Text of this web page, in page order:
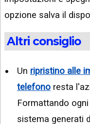
opzione salva il
Altri consiglio
Un ripristino alle
telefono resta
Formattando
sistema generati